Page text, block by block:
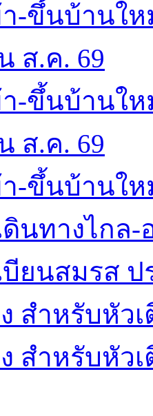
า-ขึ้นบ้านใ
ส.ค. 69
า-ขึ้นบ้านใ
ส.ค. 69
-ขึ้นบ้านให
นทางไกล-
ยนสมรส ป
สำหรับหัว
สำหรับหัว